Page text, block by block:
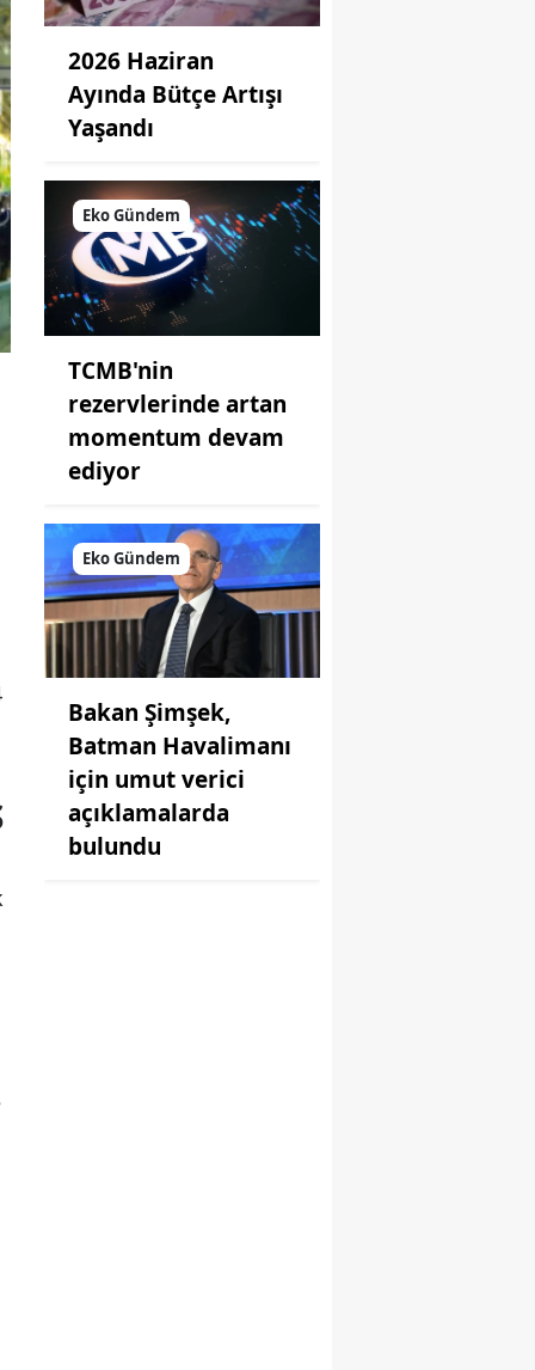
2026 Haziran
Ayında Bütçe Artışı
Yaşandı
Eko Gündem
TCMB'nin
rezervlerinde artan
momentum devam
ediyor
Eko Gündem
Bakan Şimşek,
Batman Havalimanı
için umut verici
açıklamalarda
bulundu